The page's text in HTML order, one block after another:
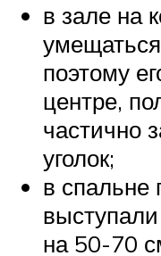
в зале на
поэтому
центре,
частично
уголок;
в спальне
на 50-70